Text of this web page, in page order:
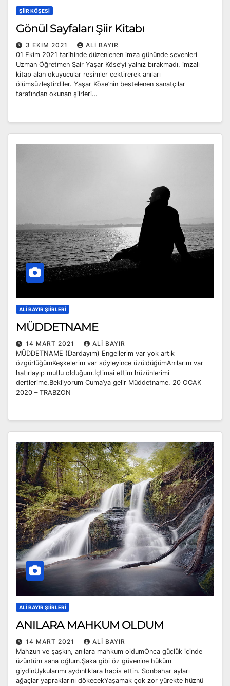
ŞIIR KÖŞESI
Gönül Sayfaları Şiir Kitabı
3 EKIM 2021
ALI BAYIR
01 Ekim 2021 tarihinde düzenlenen imza gününde sevenleri
Uzman Öğretmen Şair Yaşar Köse’yi yalnız bırakmadı, imzalı
kitap alan okuyucular resimler çektirerek anıları
ölümsüzleştirdiler. Yaşar Köse’nin bestelenen sanatçılar
tarafından okunan şiirleri…
ALI BAYIR ŞIIRLERI
MÜDDETNAME
14 MART 2021
ALI BAYIR
MÜDDETNAME (Dardayım) Engellerim var yok artık
özgürlüğümKeşkelerim var söyleyince üzüldüğümAnılarım var
hatırlayıp mutlu olduğum.İçtimai ettim hüzünlerimi
dertlerime,Bekliyorum Cuma’ya gelir Müddetname. 20 OCAK
2020 – TRABZON
ALI BAYIR ŞIIRLERI
ANILARA MAHKUM OLDUM
14 MART 2021
ALI BAYIR
Mahzun ve şaşkın, anılara mahkum oldumOnca güçlük içinde
üzüntüm sana oğlum.Şaka gibi öz güvenine hüküm
giydinUykularımı aydınlıklara hapis ettin. Sonbahar ayları
ağaçlar yapraklarını dökecekYaşamak çok zor yürekte hüznü